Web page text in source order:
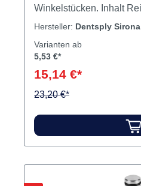
Winkelstücken. Inhalt Reinigungs- und
Pflegemittel
Hersteller: Dentsply Sirona
Varianten ab
5,53 €*
15,14 €*
23,20 €*